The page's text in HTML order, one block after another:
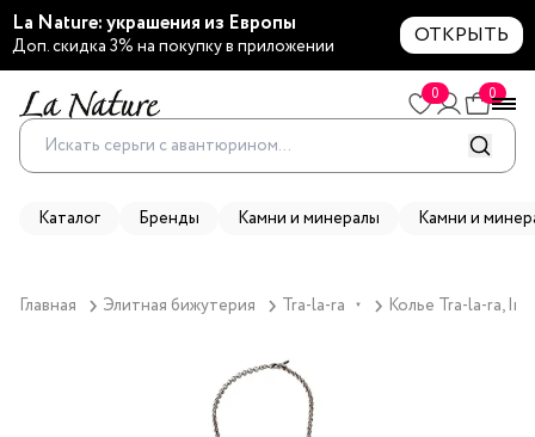
La Nature: украшения из Европы
Доп. скидка 3% на покупку в приложении ОТКРЫТЬ
0 0
Каталог Бренды Камни и минералы Камни и
Главная Элитная бижутерия Tra-la-ra ▼ Колье Tra-la-ra,